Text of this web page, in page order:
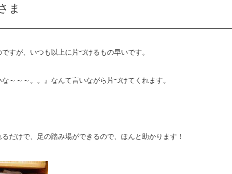
ま
すが、いつも以上に片づけるもの早いです。
～～～。。』なんて言いながら片づけてくれます。
だけで、足の踏み場ができるので、ほんと助かります！